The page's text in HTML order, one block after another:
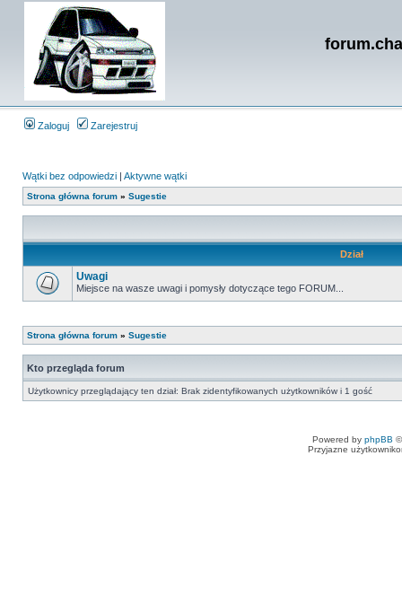
Zaloguj Zarejestruj
Wątki bez odpowiedzi | Aktywne wątki
Strona główna forum » Sugestie
Dział
Uwagi
Miejsce na wasze uwagi i pomysły dotyczące tego FORUM...
Strona główna forum » Sugestie
Kto przegląda forum
Użytkownicy przeglądający ten dział: Brak zidentyfikowanych użytkowników i 1 gość
Powered by phpBB
Przyjazne